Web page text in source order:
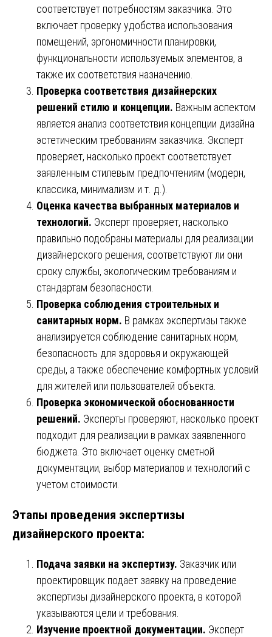
соответствует потребностям заказчика. Это
включает проверку удобства использования
помещений, эргономичности планировки,
функциональности используемых элементов, а
также их соответствия назначению.
Проверка соответствия дизайнерских
решений стилю и концепции. Важным аспектом
является анализ соответствия концепции дизайна
эстетическим требованиям заказчика. Эксперт
проверяет, насколько проект соответствует
заявленным стилевым предпочтениям (модерн,
классика, минимализм и т. д.).
Оценка качества выбранных материалов и
технологий. Эксперт проверяет, насколько
правильно подобраны материалы для реализации
дизайнерского решения, соответствуют ли они
сроку службы, экологическим требованиям и
стандартам безопасности.
Проверка соблюдения строительных и
санитарных норм. В рамках экспертизы также
анализируется соблюдение санитарных норм,
безопасность для здоровья и окружающей
среды, а также обеспечение комфортных условий
для жителей или пользователей объекта.
Проверка экономической обоснованности
решений. Эксперты проверяют, насколько проект
подходит для реализации в рамках заявленного
бюджета. Это включает оценку сметной
документации, выбор материалов и технологий с
учетом стоимости.
Этапы проведения экспертизы
дизайнерского проекта:
Подача заявки на экспертизу. Заказчик или
проектировщик подает заявку на проведение
экспертизы дизайнерского проекта, в которой
указываются цели и требования.
Изучение проектной документации. Эксперт